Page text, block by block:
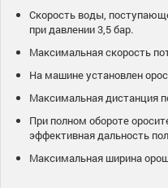
Скорость воды,
при давлении 3,5 бар.
Максимальная скорость
На машине установлен
Максимальная дистанция
При полном обороте
эффективная дальность
Максимальная ширина